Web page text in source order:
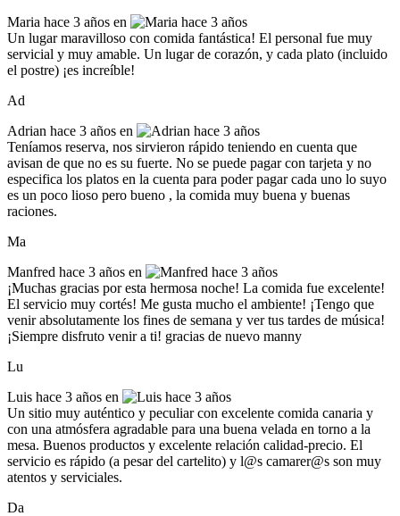
Maria hace 3 años en
Un lugar maravilloso con comida fantástica! El personal fue muy
servicial y muy amable. Un lugar de corazón, y cada plato (incluido
el postre) ¡es increíble!
Ad
Adrian hace 3 años en
Teníamos reserva, nos sirvieron rápido teniendo en cuenta que
avisan de que no es su fuerte. No se puede pagar con tarjeta y no
especifica los platos en la cuenta para poder pagar cada uno lo suyo
es un poco lioso pero bueno , la comida muy buena y buenas
raciones.
Ma
Manfred hace 3 años en
¡Muchas gracias por esta hermosa noche! La comida fue excelente!
El servicio muy cortés! Me gusta mucho el ambiente! ¡Tengo que
venir absolutamente los fines de semana y ver tus tardes de música!
¡Siempre disfruto venir a ti! gracias de nuevo manny
Lu
Luis hace 3 años en
Un sitio muy auténtico y peculiar con excelente comida canaria y
con una atmósfera agradable para una buena velada en torno a la
mesa. Buenos productos y excelente relación calidad-precio. El
servicio es rápido (a pesar del cartelito) y l@s camarer@s son muy
atentos y serviciales.
Da